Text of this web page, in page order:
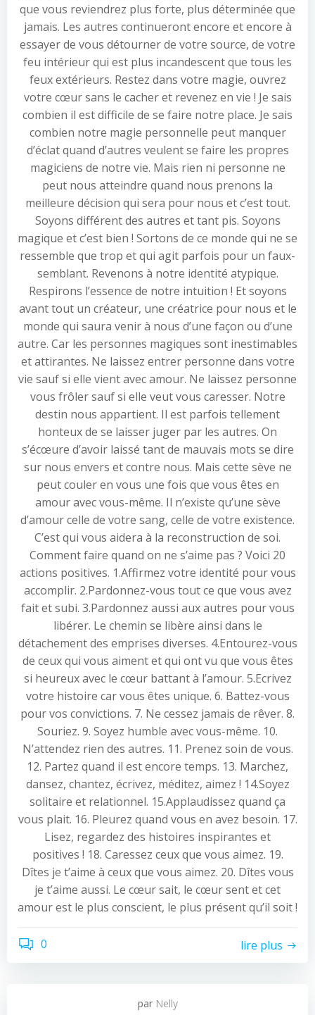
que vous reviendrez plus forte, plus déterminée que
jamais. Les autres continueront encore et encore à
essayer de vous détourner de votre source, de votre
feu intérieur qui est plus incandescent que tous les
feux extérieurs. Restez dans votre magie, ouvrez
votre cœur sans le cacher et revenez en vie ! Je sais
combien il est difficile de se faire notre place. Je sais
combien notre magie personnelle peut manquer
d’éclat quand d’autres veulent se faire les propres
magiciens de notre vie. Mais rien ni personne ne
peut nous atteindre quand nous prenons la
meilleure décision qui sera pour nous et c’est tout.
Soyons différent des autres et tant pis. Soyons
magique et c’est bien ! Sortons de ce monde qui ne se
ressemble que trop et qui agit parfois pour un faux-
semblant. Revenons à notre identité atypique.
Respirons l’essence de notre intuition ! Et soyons
avant tout un créateur, une créatrice pour nous et le
monde qui saura venir à nous d’une façon ou d’une
autre. Car les personnes magiques sont inestimables
et attirantes. Ne laissez entrer personne dans votre
vie sauf si elle vient avec amour. Ne laissez personne
vous frôler sauf si elle veut vous caresser. Notre
destin nous appartient. Il est parfois tellement
honteux de se laisser juger par les autres. On
s’écœure d’avoir laissé tant de mauvais mots se dire
sur nous envers et contre nous. Mais cette sève ne
peut couler en vous une fois que vous êtes en
amour avec vous-même. Il n’existe qu’une sève
d’amour celle de votre sang, celle de votre existence.
C’est qui vous aidera à la reconstruction de soi.
Comment faire quand on ne s’aime pas ? Voici 20
actions positives. 1.Affirmez votre identité pour vous
accomplir. 2.Pardonnez-vous tout ce que vous avez
fait et subi. 3.Pardonnez aussi aux autres pour vous
libérer. Le chemin se libère ainsi dans le
détachement des emprises diverses. 4.Entourez-vous
de ceux qui vous aiment et qui ont vu que vous êtes
si heureux avec le cœur battant à l’amour. 5.Ecrivez
votre histoire car vous êtes unique. 6. Battez-vous
pour vos convictions. 7. Ne cessez jamais de rêver. 8.
Souriez. 9. Soyez humble avec vous-même. 10.
N’attendez rien des autres. 11. Prenez soin de vous.
12. Partez quand il est encore temps. 13. Marchez,
dansez, chantez, écrivez, méditez, aimez ! 14.Soyez
solitaire et relationnel. 15.Applaudissez quand ça
vous plait. 16. Pleurez quand vous en avez besoin. 17.
Lisez, regardez des histoires inspirantes et
positives ! 18. Caressez ceux que vous aimez. 19.
Dîtes je t’aime à ceux que vous aimez. 20. Dîtes vous
je t’aime aussi. Le cœur sait, le cœur sent et cet
amour est le plus conscient, le plus présent qu’il soit !
0 lire plus
par Nelly